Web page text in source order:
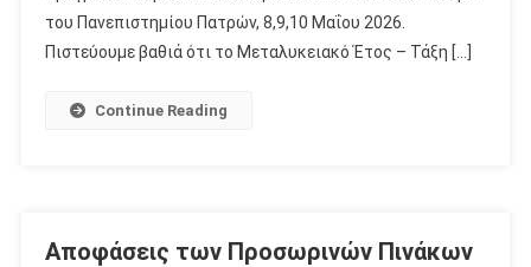
του Πανεπιστημίου Πατρών, 8,9,10 Μαΐου 2026.
Πιστεύουμε βαθιά ότι το Μεταλυκειακό Έτος – Τάξη […]
Continue Reading
Αποφάσεις των Προσωρινών Πινάκων